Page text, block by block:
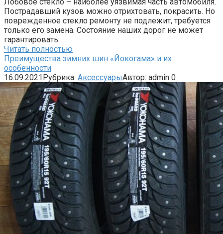
Пострадавший кузов можно отрихтовать, покрасить. Но
поврежденное стекло ремонту не подлежит, требуется
только его замена. Состояние наших дорог не может
гарантировать
Читать полностью
Преимущества зимних шин «Йокогама» и их
особенности
16.09.2021Рубрика: АксессуарыАвтор: admin 0